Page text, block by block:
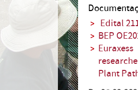
Edital
BEP
Plant